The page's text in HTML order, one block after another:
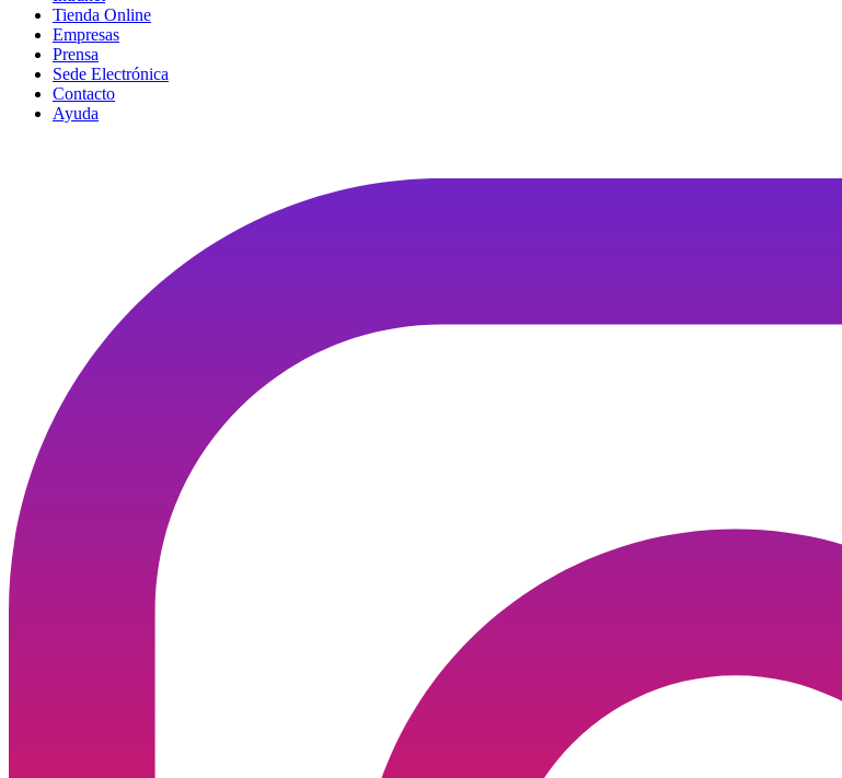
Tienda Online
Empresas
Prensa
Sede Electrónica
Contacto
Ayuda